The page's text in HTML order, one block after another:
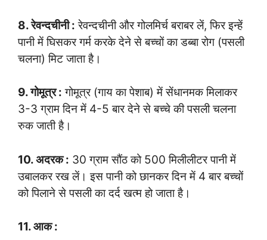
8. रेवन्दचीनी : रेवन्दचीनी और गोलमिर्च बराबर लें, फिर इन्हें
पानी में घिसकर गर्म करके देने से बच्चों का डब्बा रोग (पसली
चलना) मिट जाता है।
9. गोमूत्र : गोमूत्र (गाय का पेशाब) में सेंधानमक मिलाकर
3-3 ग्राम दिन में 4-5 बार देने से बच्चे की पसली चलना
रुक जाती है।
10. अदरक : 30 ग्राम सौंठ को 500 मिलीलीटर पानी में
उबालकर रख लें। इस पानी को छानकर दिन में 4 बार बच्चों
को पिलाने से पसली का दर्द खत्म हो जाता है।
11. आक :